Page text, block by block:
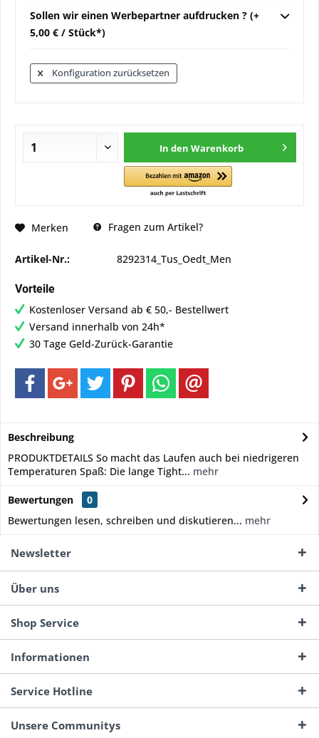
Sollen wir einen Werbepartner aufdrucken ? (+
5,00 € / Stück*)
Konfiguration zurücksetzen
In den Warenkorb
Merken Fragen zum Artikel?
Artikel-Nr.: 8292314_Tus_Oedt_Men
Vorteile
Kostenloser Versand ab € 50,- Bestellwert
Versand innerhalb von 24h*
30 Tage Geld-Zurück-Garantie
Beschreibung
PRODUKTDETAILS So macht das Laufen auch bei niedrigeren
Temperaturen Spaß: Die lange Tight... mehr
Bewertungen
0
Bewertungen lesen, schreiben und diskutieren... mehr
Newsletter
Über uns
Shop Service
Informationen
Service Hotline
Unsere Communitys